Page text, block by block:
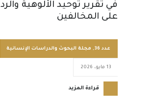
في تقرير توحيد الألوهية والرد
على المخالفين
عدد 36 , مجلة البحوث والدراسات الإنسانية
13 مايو، 2026
قراءة المزيد